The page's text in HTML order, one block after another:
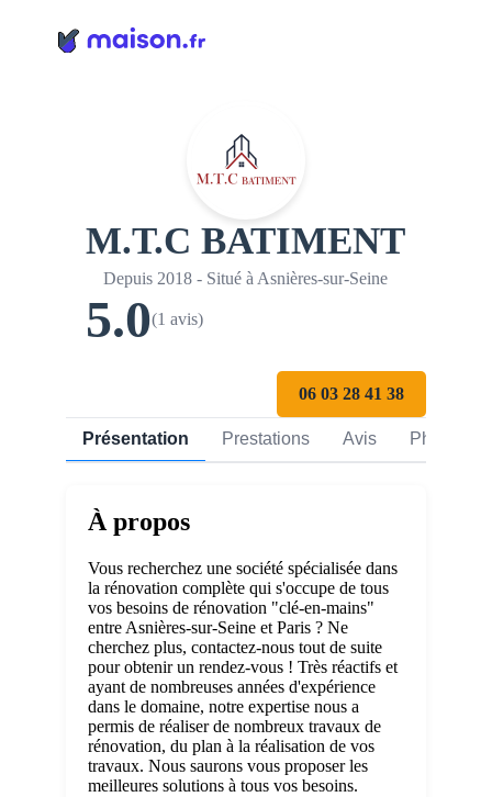
M.T.C BATIMENT
Depuis 2018 - Situé à Asnières-sur-Seine
5.0(1 avis)
06 03 28 41 38
Présentation Prestations Avis Photos
À propos
Vous recherchez une société spécialisée dans
la rénovation complète qui s'occupe de tous
vos besoins de rénovation "clé-en-mains"
entre Asnières-sur-Seine et Paris ? Ne
cherchez plus, contactez-nous tout de suite
pour obtenir un rendez-vous ! Très réactifs et
ayant de nombreuses années d'expérience
dans le domaine, notre expertise nous a
permis de réaliser de nombreux travaux de
rénovation, du plan à la réalisation de vos
travaux. Nous saurons vous proposer les
meilleures solutions à tous vos besoins.